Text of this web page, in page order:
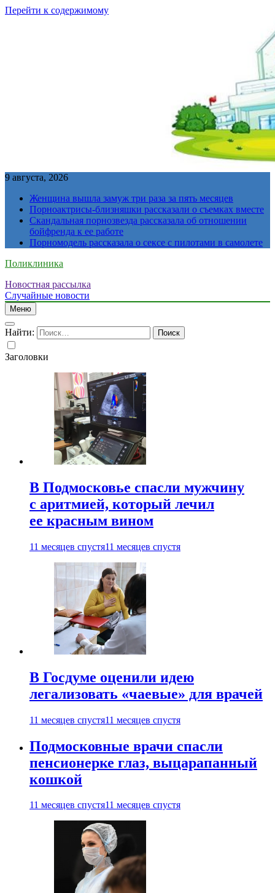
Перейти к содержимому
9 августа, 2026
Женщина вышла замуж три раза за пять месяцев
Порноактрисы-близняшки рассказали о съемках вместе
Скандальная порнозвезда рассказала об отношении
бойфренда к ее работе
Порномодель рассказала о сексе с пилотами в самолете
Поликлиника
Новостная рассылка
Случайные новости
Меню
Найти:
Заголовки
В Подмосковье спасли мужчину
с аритмией, который лечил
ее красным вином
11 месяцев спустя11 месяцев спустя
В Госдуме оценили идею
легализовать «чаевые» для врачей
11 месяцев спустя11 месяцев спустя
Подмосковные врачи спасли
пенсионерке глаз, выцарапанный
кошкой
11 месяцев спустя11 месяцев спустя